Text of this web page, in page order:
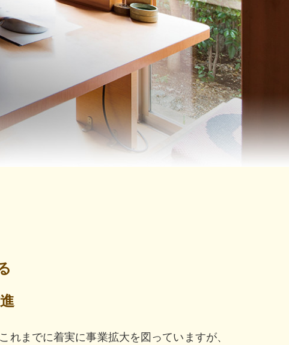
れまでに着実に事業拡大を図っていますが、